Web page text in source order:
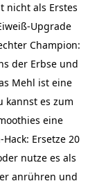
nicht als Erstes
Upgrade
Champion:
der Erbse und
Mehl ist eine
kannst es zum
eine
Ersetze 20
nutze es als
anrühren und